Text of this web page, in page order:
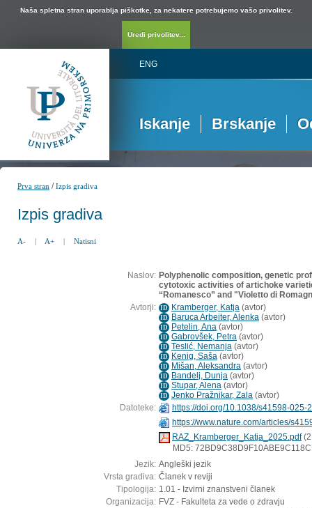
Naša spletna stran uporablja piškotke, za nekatere potrebujemo vašo privolitev.
Uredi privolitev...
ENG
Iskanje Brskanje
Prva stran /Izpis gradiva
Izpis gradiva
A- | A+ | Natisni
Naslov: Polyphenolic composition, genetic
cytotoxic activities of artichoke
“Romanesco” and "Violetto di
Avtorji: ID Kramberger, Katja (avtor)
ID Baruca Arbeiter, Alenka (avtor)
ID Petelin, Ana (avtor)
ID Gabrovšek, Petra (avtor)
ID Teslić, Nemanja (avtor)
ID Kenig, Saša (avtor)
ID Mišan, Aleksandra (avtor)
ID Bandelj, Dunja (avtor)
ID Stupar, Alena (avtor)
ID Jenko Pražnikar, Zala (avtor)
Datoteke:
https://doi.org/10.1038/s41598-025-
https://www.nature.com/articles/
RAZ_Kramberger_Katja_2025.pdf
MD5:
Jezik: Angleški jezik
Vrsta gradiva: Članek v reviji
Tipologija: 1.01 - Izvirni znanstveni članek
Organizacija: FVZ - Fakulteta za vede o zdravju